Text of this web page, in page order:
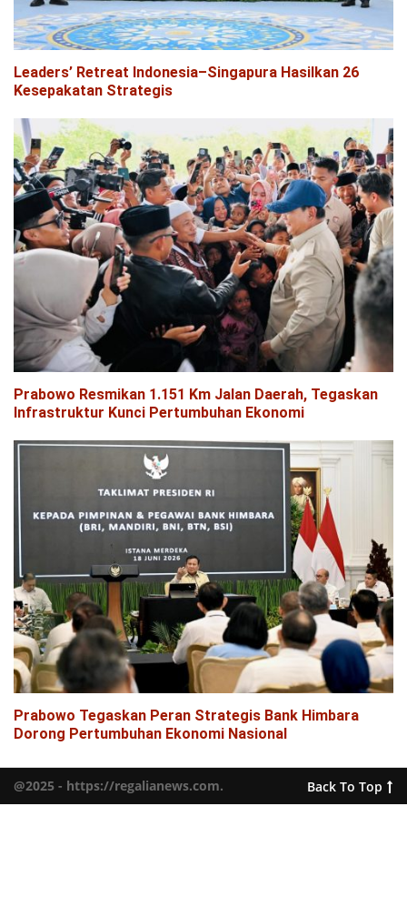
Leaders’ Retreat Indonesia–Singapura Hasilkan 26
Kesepakatan Strategis
Prabowo Resmikan 1.151 Km Jalan Daerah, Tegaskan
Infrastruktur Kunci Pertumbuhan Ekonomi
Prabowo Tegaskan Peran Strategis Bank Himbara
Dorong Pertumbuhan Ekonomi Nasional
@2025 - https://regalianews.com. Back To Top